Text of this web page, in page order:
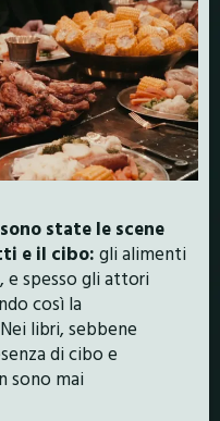
state le scene
e il cibo: gli alimenti
e spesso gli attori
così la
Nei libri, sebbene
di cibo e
sono mai